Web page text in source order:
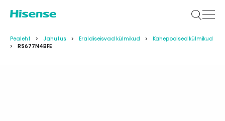
Pealeht Jahutus Eraldiseisvad külmikud
Kahepoolsed külmikud
RS677N4BFE